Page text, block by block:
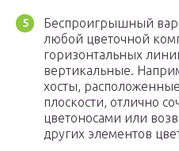
Беспроигрышный
любой цветочной
горизонтальных
вертикальные.
хосты,
плоскости, отлично
цветоносами или
других элементов